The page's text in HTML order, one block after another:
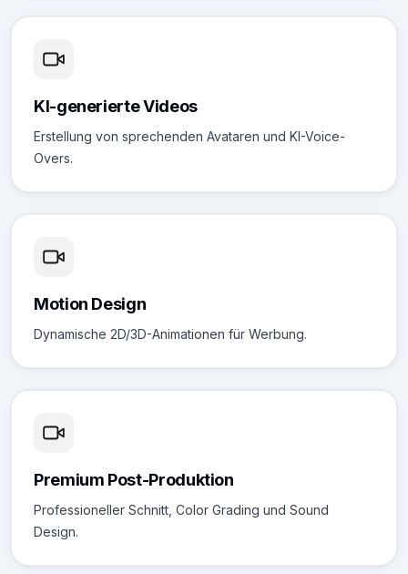
KI-generierte Videos
Erstellung von sprechenden Avataren und KI-Voice-
Overs.
Motion Design
Dynamische 2D/3D-Animationen für Werbung.
Premium Post-Produktion
Professioneller Schnitt, Color Grading und Sound
Design.